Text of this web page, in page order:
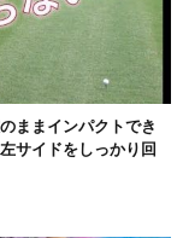
ままインパクトでき
サイドをしっかり回